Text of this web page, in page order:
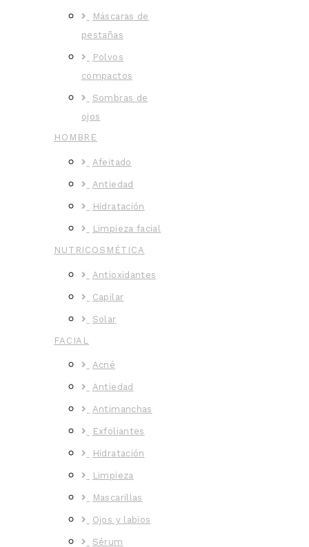
Máscaras de
pestañas
Polvos
compactos
Sombras de
ojos
HOMBRE
Afeitado
Antiedad
Hidratación
Limpieza facial
NUTRICOSMÉTICA
Antioxidantes
Capilar
Solar
FACIAL
Acné
Antiedad
Antimanchas
Exfoliantes
Hidratación
Limpieza
Mascarillas
Ojos y labios
Sérum